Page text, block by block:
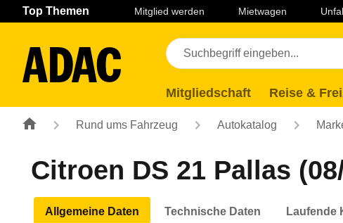
Navigation Seiteninhalt Fußzeile
Top Themen Mitglied werden Mietwagen
Mitgliedschaft Reise &
Rund ums Fahrzeug Autokatalog
Citroen DS 21 Pallas
Allgemeine Daten Technische Daten Laufende